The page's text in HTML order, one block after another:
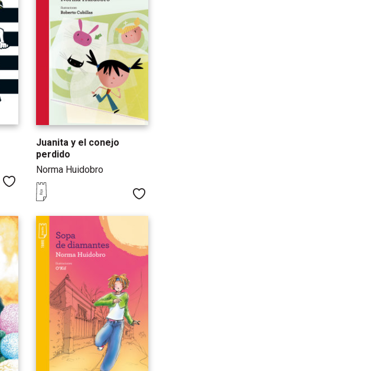
Me gusta
Juanita y el conejo
perdido
Norma Huidobro
Me gusta